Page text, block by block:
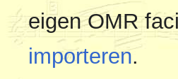
eigen OMR
importeren.